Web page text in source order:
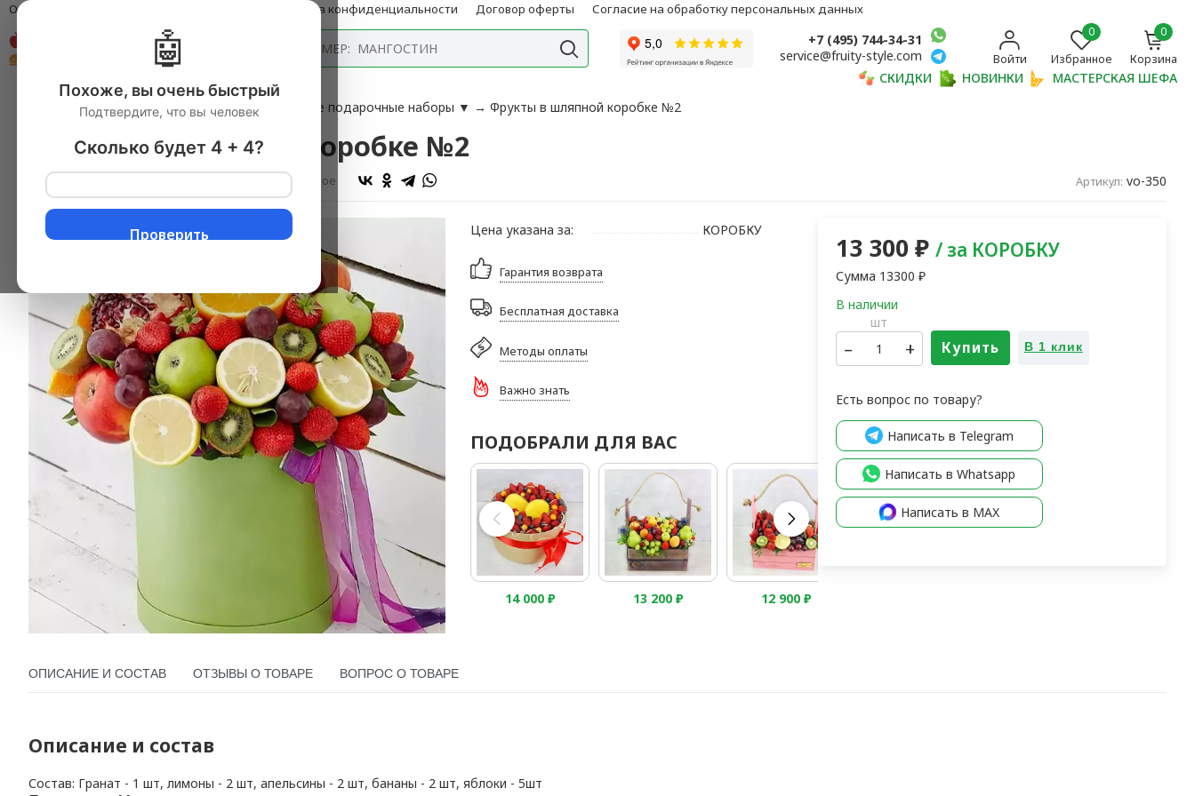
О компании Политика конфиденциальности Договор оферты Согласие на обработку персональных данных
Каталог
+7 (495) 744-34-31
service@fruity-style.com
Войти
0
Избранное
0
Корзина
СКИДКИ НОВИНКИ
МАСТЕРСКАЯ ШЕФА
→ Фруктовые корзины▼ → Фруктовые подарочные наборы ▼ → Фрукты в шляпной коробке №2
Фрукты в шляпной коробке №2
В избранное Артикул: vo-350
Цена указана за: КОРОБКУ
Гарантия возврата
Бесплатная доставка
Методы оплаты
Важно знать
ПОДОБРАЛИ ДЛЯ ВАС
14 000 ₽ 13 200 ₽ 12 900 ₽
13 300 ₽ / за КОРОБКУ
Сумма 13300 ₽
шт
– + Купить В 1 клик
Есть вопрос по товару?
Написать в Telegram
Написать в Whatsapp
Написать в MAX
ОПИСАНИЕ И СОСТАВ ОТЗЫВЫ О ТОВАРЕ ВОПРОС О ТОВАРЕ
Описание и состав
Состав: Гранат - 1 шт, лимоны - 2 шт, апельсины - 2 шт, бананы - 2 шт, яблоки - 5шт
🤖
Похоже, вы очень быстрый
Подтвердите, что вы человек
Сколько будет 4 + 4?
Проверить